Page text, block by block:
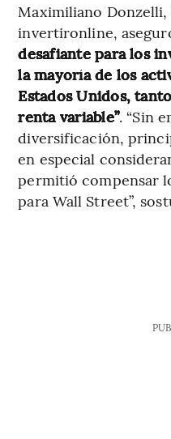
Maximiliano Donzelli,
invertironline,
desafiante para los
la mayoría de los
Estados Unidos,
renta variable”. “Sin
diversificación,
en especial
permitió compensar
para Wall Street”,